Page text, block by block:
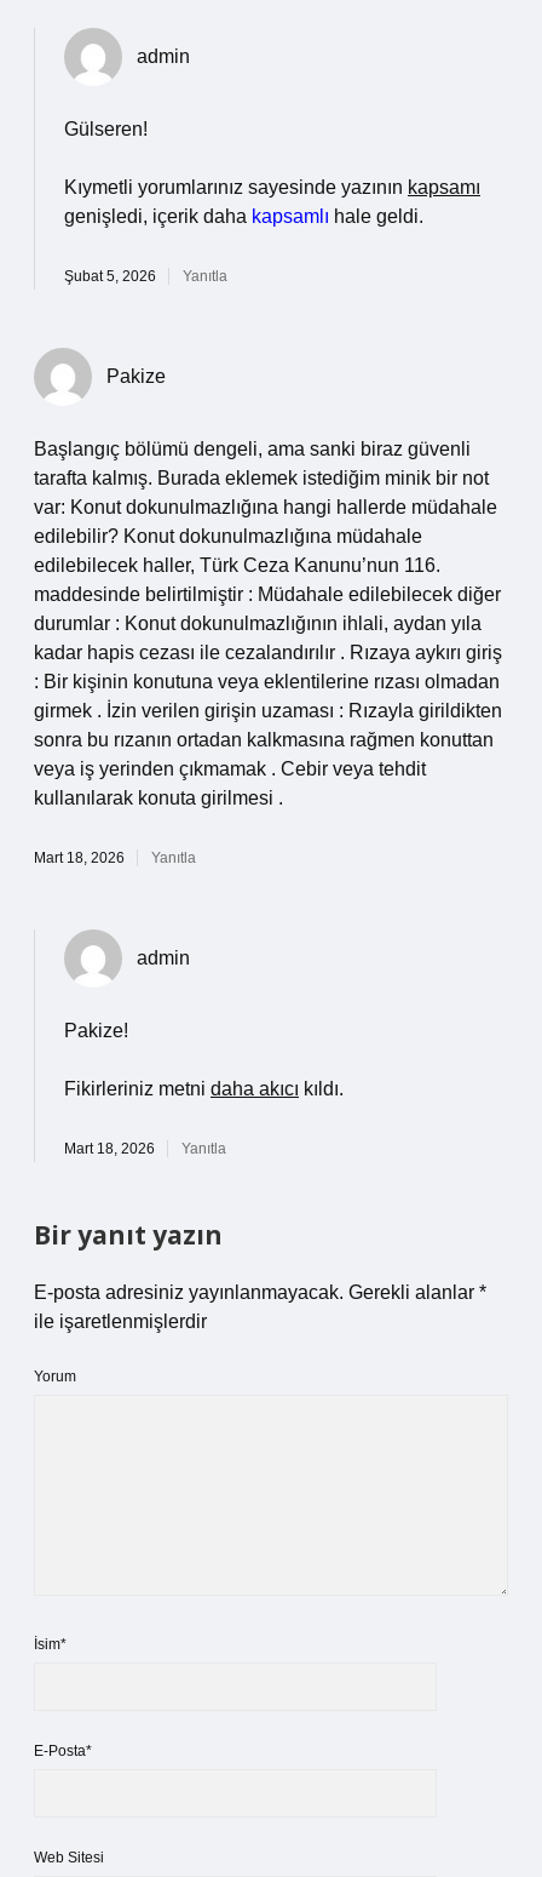
admin
Gülseren!
Kıymetli yorumlarınız sayesinde yazının kapsamı
genişledi, içerik daha kapsamlı hale geldi.
Şubat 5, 2026 Yanıtla
Pakize
Başlangıç bölümü dengeli, ama sanki biraz güvenli
tarafta kalmış. Burada eklemek istediğim minik bir not
var: Konut dokunulmazlığına hangi hallerde müdahale
edilebilir? Konut dokunulmazlığına müdahale
edilebilecek haller, Türk Ceza Kanunu’nun 116.
maddesinde belirtilmiştir : Müdahale edilebilecek diğer
durumlar : Konut dokunulmazlığının ihlali, aydan yıla
kadar hapis cezası ile cezalandırılır . Rızaya aykırı giriş
: Bir kişinin konutuna veya eklentilerine rızası olmadan
girmek . İzin verilen girişin uzaması : Rızayla girildikten
sonra bu rızanın ortadan kalkmasına rağmen konuttan
veya iş yerinden çıkmamak . Cebir veya tehdit
kullanılarak konuta girilmesi .
Mart 18, 2026 Yanıtla
admin
Pakize!
Fikirleriniz metni daha akıcı kıldı.
Mart 18, 2026 Yanıtla
Bir yanıt yazın
E-posta adresiniz yayınlanmayacak. Gerekli alanlar *
ile işaretlenmişlerdir
Yorum
İsim*
E-Posta*
Web Sitesi